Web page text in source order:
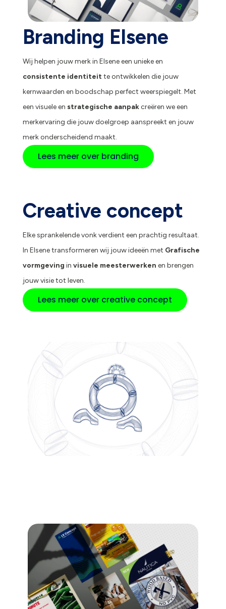
Branding Elsene
Wij helpen jouw merk in Elsene een unieke en
consistente identiteitte ontwikkelen die jouw
kernwaarden en boodschap perfect weerspiegelt. Met
een visuele en strategische aanpakcreëren we een
merkervaring die jouw doelgroep aanspreekt en jouw
merk onderscheidend maakt.
Lees meer over branding
Creative concept
Elke sprankelende vonk verdient een prachtig resultaat.
In Elsene transformeren wij jouw ideeën met Grafische
vormgeving in visuele meesterwerken en brengen
jouw visie tot leven.
Lees meer over creative concept